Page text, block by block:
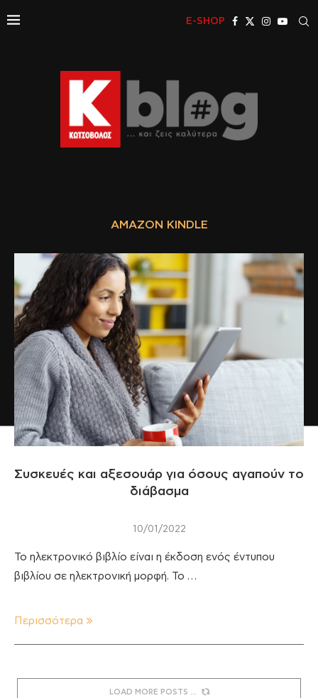
E-SHOP
AMAZON KINDLE
Συσκευές και αξεσουάρ για όσους αγαπούν το
διάβασμα
10/01/2022
Το ηλεκτρονικό βιβλίο είναι η έκδοση ενός έντυπου
βιβλίου σε ηλεκτρονική μορφή. Το …
Περισσότερα
LOAD MORE POSTS